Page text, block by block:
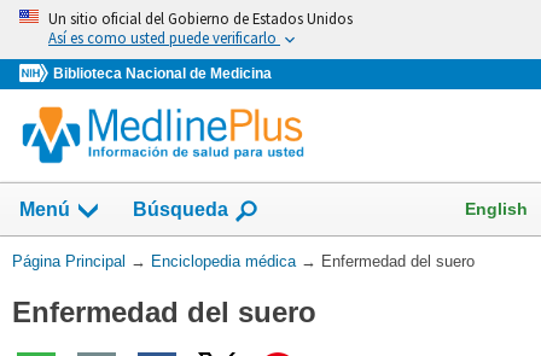
Omita
vaya
al
Contenido
Un sitio oficial del Gobierno de Estados Unidos
Así es como usted puede verificarlo
Biblioteca Nacional de Medicina
Menú Búsqueda English
Usted
aquí:
Página Principal → Enciclopedia médica → Enfermedad del suero
Enfermedad del suero